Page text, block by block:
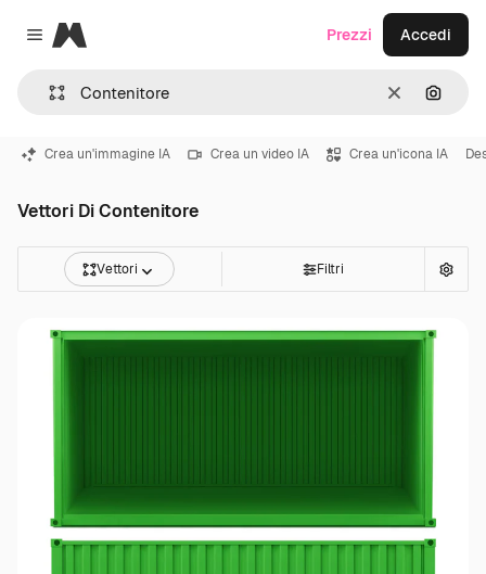
Close menu
Magnific
CancellaCerca
Prezzi Accedi
Crea un'immagine IA Crea un video IA Crea un'icona IA
Vettori Di Contenitore
Vettori Filtri